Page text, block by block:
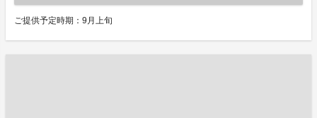
ご提供予定時期：9月上旬